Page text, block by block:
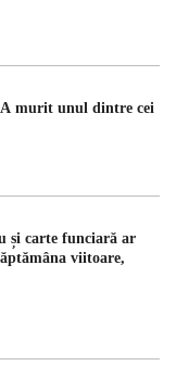
murit unul dintre cei
și carte funciară ar
viitoare,